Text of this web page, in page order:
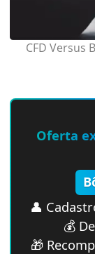
CFD Versus
Oferta
👤
💰
🎁